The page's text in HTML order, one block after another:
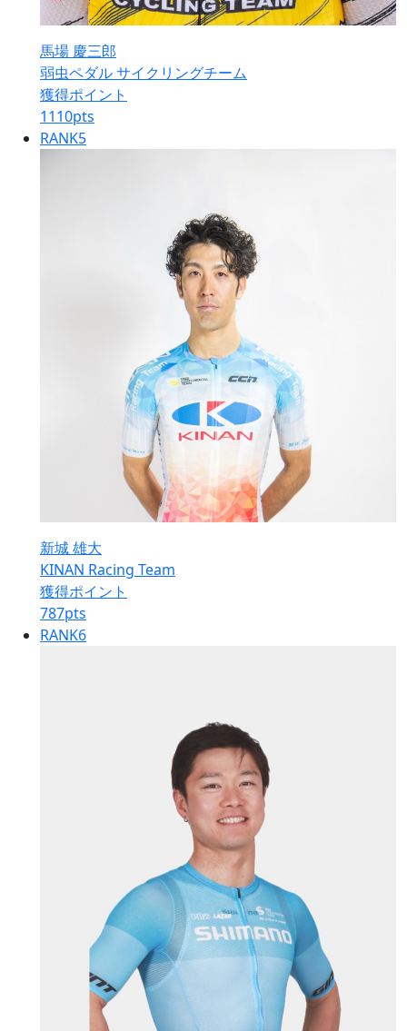
馬場 慶三郎
弱虫ペダル サイクリングチーム
獲得ポイント
1110pts
RANK5
新城 雄大
KINAN Racing Team
獲得ポイント
787pts
RANK6